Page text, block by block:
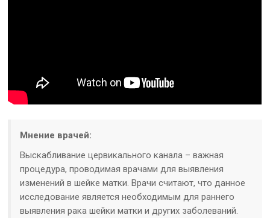
Мнение врачей:
Выскабливание цервикального канала – важная
процедура, проводимая врачами для выявления
изменений в шейке матки. Врачи считают, что данное
исследование является необходимым для раннего
выявления рака шейки матки и других заболеваний.